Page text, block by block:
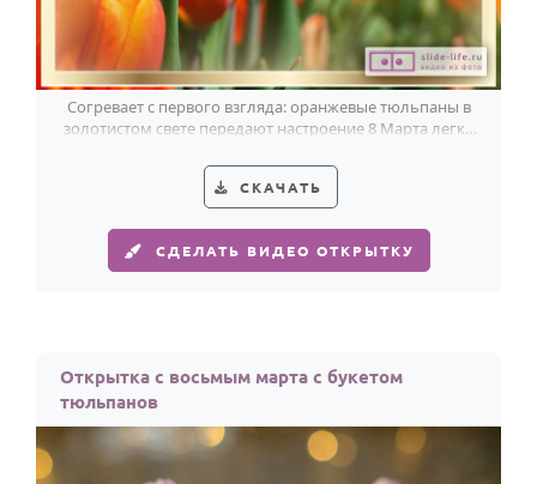
Согревает с первого взгляда: оранжевые тюльпаны в
золотистом свете передают настроение 8 Марта легко
СКАЧАТЬ
СДЕЛАТЬ ВИДЕО ОТКРЫТКУ
Открытка с восьмым марта с букетом
тюльпанов